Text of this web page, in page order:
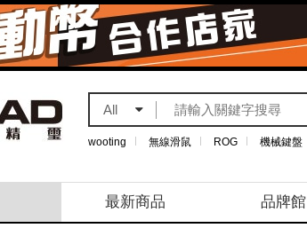
All
wooting 無線滑鼠 ROG 機械鍵盤
最新商品 品牌館